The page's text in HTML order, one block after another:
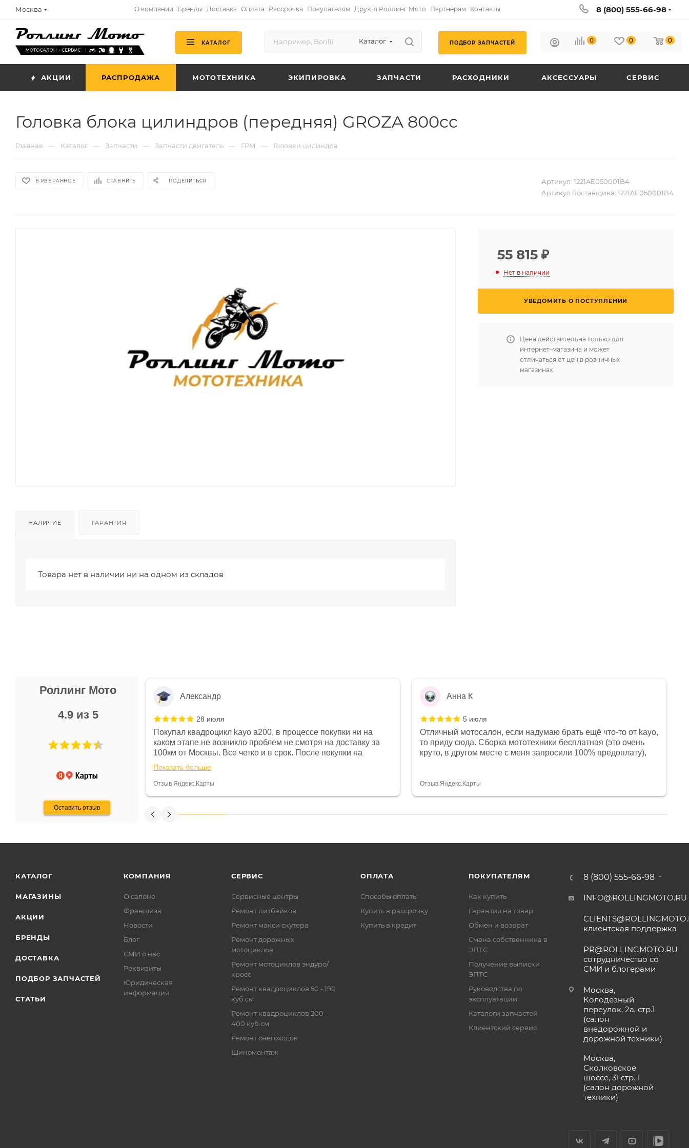
Москва О компании Бренды Доставка Оплата Рассрочка Покупателям Друзья Роллинг Мото Партнёрам Контакты 8 (800) 555-66-98
КАТАЛОГ Каталог ПОДБОР ЗАПЧАСТЕЙ 0 0 0
АКЦИИ РАСПРОДАЖА МОТОТЕХНИКА ЭКИПИРОВКА ЗАПЧАСТИ РАСХОДНИКИ АКСЕССУАРЫ СЕРВИС
Головка блока цилиндров (передняя) GROZA 800cc
Главная — Каталог — Запчасти — Запчасти двигатель — ГРМ — Головки цилиндра
В ИЗБРАННОЕ СРАВНИТЬ ПОДЕЛИТЬСЯ Артикул: 1221AE050001B4
Артикул поставщика: 1221AE050001B4
НАЛИЧИЕ ГАРАНТИЯ
Товара нет в наличии ни на одном из складов
55 815 ₽
Нет в наличии
УВЕДОМИТЬ О ПОСТУПЛЕНИИ
Цена действительна только для
интернет-магазина и может
отличаться от цен в розничных
магазинах
Роллинг Мото
4.9 из 5
Оставить отзыв
Не понравились условия
и дают только на год)
Александр
28 июля
Покупал квадроцикл kayo a200, в процессе покупки ни на
каком этапе не возникло проблем не смотря на доставку за
100км от Москвы. Все четко и в срок. После покупки на
спидометре всегда был 0, при этом представители магазина
постоянно были на связи и в итоге проблема была решена.
Считаю, что это говорит о небезразличии к клиенту после
Показать больше
Отзыв Яндекс.Карты
Анна К
5 июля
Отличный мотосалон, если надумаю брать ещё что-то от kayo,
то приду сюда. Сборка мототехники бесплатная (это очень
круто, в другом месте с меня запросили 100% предоплату),
спасибо отдельное, всегда на связи, очень детально всё
Отзыв Яндекс.Карты
КАТАЛОГ
МАГАЗИНЫ
АКЦИИ
БРЕНДЫ
ДОСТАВКА
ПОДБОР ЗАПЧАСТЕЙ
СТАТЬИ
КОМПАНИЯ
О салоне
Франшиза
Новости
Блог
СМИ о нас
Реквизиты
Юридическая
информация
СЕРВИС
Сервисные центры
Ремонт питбайков
Ремонт макси скутера
Ремонт дорожных
мотоциклов
Ремонт мотоциклов эндуро/
кросс
Ремонт квадроциклов 50 - 190
куб.см
Ремонт квадроциклов 200 -
400 куб.см
Ремонт снегоходов
Шиномонтаж
ОПЛАТА
Способы оплаты
Купить в рассрочку
Купить в кредит
ПОКУПАТЕЛЯМ
Как купить
Гарантия на товар
Обмен и возврат
Смена собственника в
ЭПТС
Получение выписки
ЭПТС
Руководства по
эксплуатации
Каталоги запчастей
Клиентский сервис
8 (800) 555-66-98
INFO@ROLLINGMOTO.RU
клиентская поддержка
PR@ROLLINGMOTO.RU
сотрудничество со
СМИ и блогерами
Москва,
Колодезный
переулок, 2а, стр.1
(салон
внедорожной и
дорожной техники)
Москва,
Сколковское
шоссе, 31 стр. 1
(салон дорожной
техники)